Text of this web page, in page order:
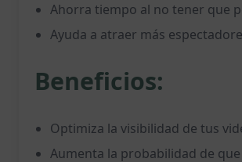
Ahorra tiempo al no tener que
Ayuda a atraer más
Beneficios:
Optimiza la visibilidad de tus
Aumenta la probabilidad de